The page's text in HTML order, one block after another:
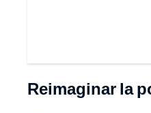
Reimaginar la